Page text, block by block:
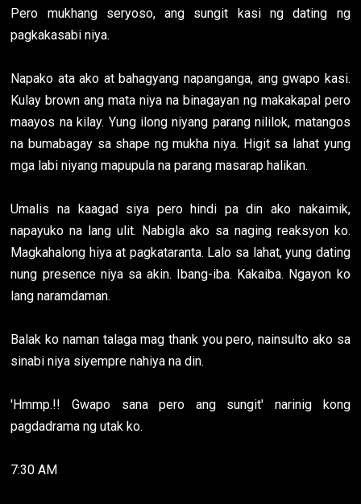
Pero mukhang seryoso, ang sungit kasi ng dating ng
pagkakasabi niya.
Napako ata ako at bahagyang napanganga, ang gwapo kasi.
Kulay brown ang mata niya na binagayan ng makakapal pero
maayos na kilay. Yung ilong niyang parang nililok, matangos
na bumabagay sa shape ng mukha niya. Higit sa lahat yung
mga labi niyang mapupula na parang masarap halikan.
Umalis na kaagad siya pero hindi pa din ako nakaimik,
napayuko na lang ulit. Nabigla ako sa naging reaksyon ko.
Magkahalong hiya at pagkataranta. Lalo sa lahat, yung dating
nung presence niya sa akin. Ibang-iba. Kakaiba. Ngayon ko
lang naramdaman.
Balak ko naman talaga mag thank you pero, nainsulto ako sa
sinabi niya siyempre nahiya na din.
'Hmmp.!! Gwapo sana pero ang sungit' narinig kong
pagdadrama ng utak ko.
7:30 AM